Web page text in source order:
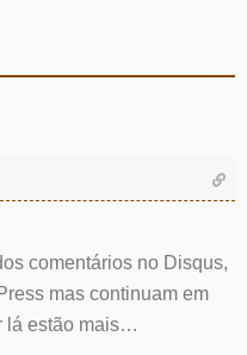
comentários no Disqus,
mas continuam em
lá estão mais…